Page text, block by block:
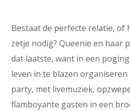
Bestaat de perfecte relatie, of
zetje nodig? Queenie en haar
dat laatste, want in een
leven in te blazen organiseren
party, met livemuziek,
flamboyante gasten in een